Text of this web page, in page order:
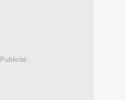
Publicité